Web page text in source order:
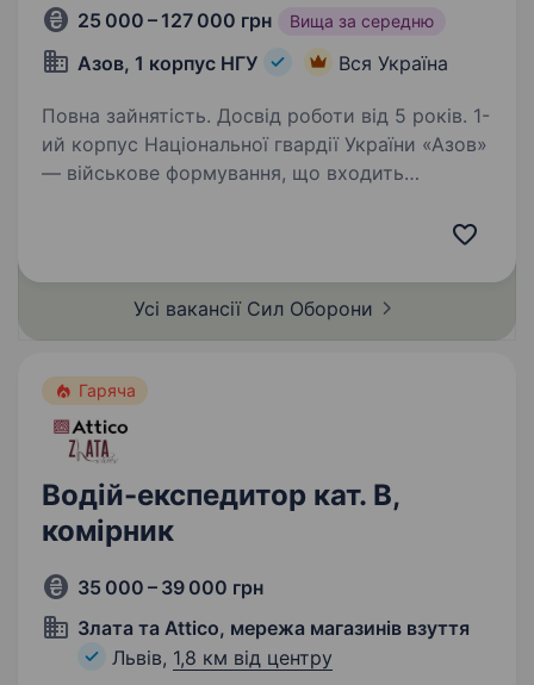
25 000 – 127 000 грн Вища за середню
Азов, 1 корпус НГУ Вся Україна
Повна зайнятість. Досвід роботи від 5 років. 1-
ий корпус Національної гвардії України «Азов»
— військове формування, що входить
Обов’язки:…
Усі вакансії Сил Оборони
Гаряча
Водій-експедитор кат. В,
комірник
35 000 – 39 000 грн
Злата та Attico, мережа магазинів взуття
Львів, 1,8 км від центру